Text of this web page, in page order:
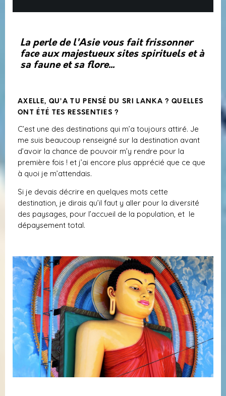
La perle de l'Asie vous fait frissonner
face aux majestueux sites spirituels et à
sa faune et sa flore...
AXELLE, QU’A TU PENSÉ DU SRI LANKA ? QUELLES
ONT ÉTÉ TES RESSENTIES ?
C’est une des destinations qui m’a toujours attiré. Je
me suis beaucoup renseigné sur la destination avant
d’avoir la chance de pouvoir m’y rendre pour la
première fois ! et j’ai encore plus apprécié que ce que
à quoi je m’attendais.
Si je devais décrire en quelques mots cette
destination, je dirais qu’il faut y aller pour la diversité
des paysages, pour l’accueil de la population, et le
dépaysement total.